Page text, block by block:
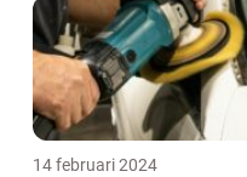
14 februari 2024